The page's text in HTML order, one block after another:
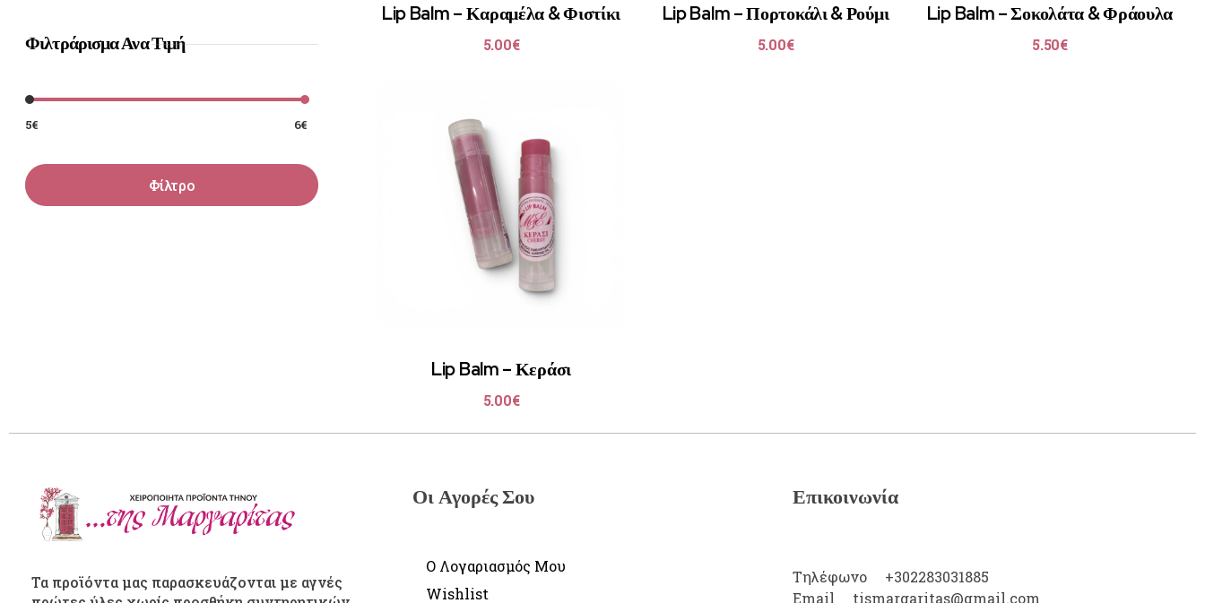
Lip Balm – Καραμέλα & Φιστίκι
5.00€
Lip Balm – Πορτοκάλι & Ρούμι
5.00€
Lip Balm – Σοκολάτα & Φράουλα
5.50€
Lip Balm – Κεράσι
5.00€
Φιλτράρισμα Ανα Τιμή
5€ 6€
Φίλτρο
Τα προϊόντα μας παρασκευάζονται με αγνές
Οι Αγορές Σου
Ο Λογαριασμός Μου
Wishlist
Επικοινωνία
Τηλέφωνο
+302283031885
Email
tismargaritas@gmail.com